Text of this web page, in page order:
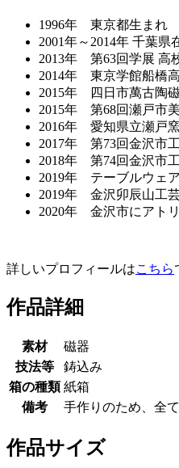
1996年 東京都生まれ
2001年～2014年 千葉県
2013年 第63回学展 高
2014年 東京学館船橋
2015年 四日市萬古陶
2015年 第68回瀬戸市
2016年 愛知県立瀬戸
2017年 第73回金沢市
2018年 第74回金沢市
2019年 テーブルウェ
2019年 金沢卯辰山工
2020年 金沢市にアト
詳しいプロフィールはこちら
作品詳細
素材
磁器
技法等
鋳込み
箱の種類 紙箱
備考
手作りのため、全
作品サイズ